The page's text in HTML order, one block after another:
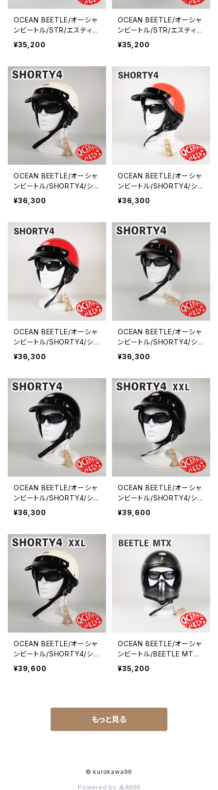
OCEAN BEETLE/オーシャ
ンビートル/STR/エスティア
ール/ブラック/ビートル/ヘ
ルメット/ジェットヘルメット/
¥35,200
OCEAN BEETLE/オーシャ
ンビートル/STR/エスティア
ール/アイボリー/ビートル/
ヘルメット/ジェットヘルメッ
¥35,200
OCEAN BEETLE/オーシャ
ンビートル/SHORTY4/ショ
ーティ4/アイボリー/ビート
ル/ヘルメット/ジェットヘル
LMET
¥36,300
OCEAN BEETLE/オーシャ
ンビートル/SHORTY4/ショ
ーティ4/オレンジ/ビートル/
ヘルメット/ジェットヘルメッ
ET
¥36,300
OCEAN BEETLE/オーシャ
ンビートル/SHORTY4/ショ
ーティ4/レッド/ビートル/ヘ
ルメット/ジェットヘルメット/
¥36,300
OCEAN BEETLE/オーシャ
ンビートル/SHORTY4/ショ
ーティ4/マルーン/ビートル/
ヘルメット/ジェットヘルメッ
ET
¥36,300
OCEAN BEETLE/オーシャ
ンビートル/SHORTY4/ショ
ーティ4/ブラック/ビートル/
ヘルメット/ジェットヘルメッ
ET
¥36,300
OCEAN BEETLE/オーシャ
ンビートル/SHORTY4/ショ
ーティ4/ブラック/XXL/ビー
トル/ヘルメット/ジェットヘ
HELMET
¥39,600
OCEAN BEETLE/オーシャ
ンビートル/SHORTY4/ショ
ーティ4/アイボリー/XXL/
ビートル/ヘルメット/ジェッ
¥39,600
OCEAN BEETLE/オーシャ
ンビートル/BEETLE MTX/
ビートル エムティーエック
ス/スペースグレイ/取り寄
¥35,200
もっと見る
© kurokawa96
Powered by